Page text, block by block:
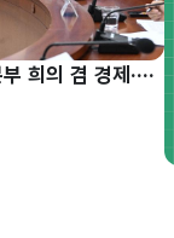
구윤철 부총리, 비상경제본부 희의 겸 경제·구조혁신 관계장관회의 주재